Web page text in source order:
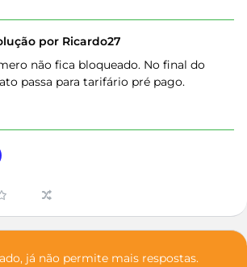
por Ricardo27
não fica bloqueado. No final do
passa para tarifário pré pago.
já não permite mais respostas.